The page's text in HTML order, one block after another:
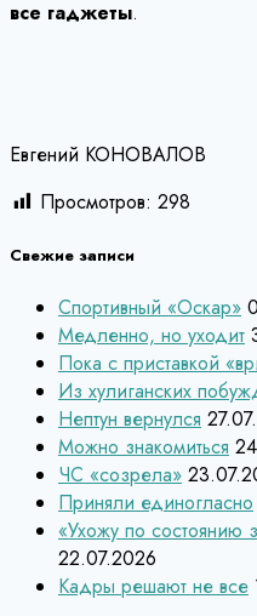
все гаджеты.
Евгений КОНОВАЛОВ
Просмотров: 298
Свежие записи
Спортивный «Оскар»
Медленно, но уходит
Пока с приставкой
Из хулиганских
Нептун вернулся
Можно знакомиться
ЧС «созрела»
Приняли единогласно
«Ухожу по состоянию
22.07.2026
Кадры решают не все